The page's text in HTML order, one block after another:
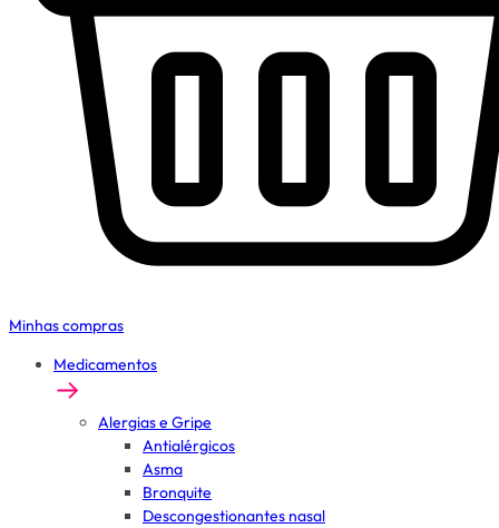
Minhas compras
Medicamentos
Alergias e Gripe
Antialérgicos
Asma
Bronquite
Descongestionantes nasal